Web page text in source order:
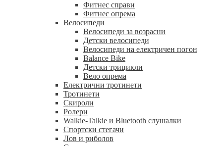
Фитнес справи
Фитнес опрема
Велосипеди
Велосипеди за возрасни
Детски велосипеди
Велосипеди на електричен погон
Balance Bike
Детски трицикли
Вело опрема
Електрични тротинети
Тротинети
Скироли
Ролери
Walkie-Talkie и Bluetooth слушалки
Спортски стегачи
Лов и риболов